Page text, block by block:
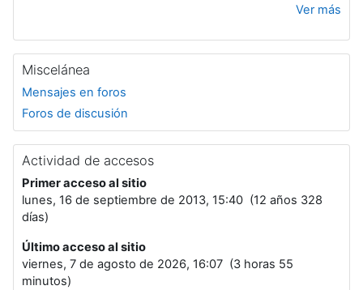
Ver más
Miscelánea
Mensajes en foros
Foros de discusión
Actividad de accesos
Primer acceso al sitio
lunes, 16 de septiembre de 2013, 15:40 (12 años 328
días)
Último acceso al sitio
viernes, 7 de agosto de 2026, 16:07 (3 horas 55
minutos)